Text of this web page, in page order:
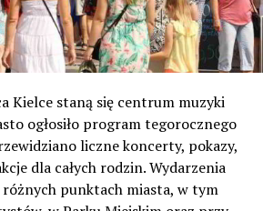
Kielce staną się centrum muzyki
ogłosiło program tegorocznego
liczne koncerty, pokazy,
dla całych rodzin. Wydarzenia
różnych punktach miasta, w tym